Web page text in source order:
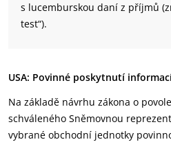
s lucemburskou daní z příjmů
test“).
USA: Povinné poskytnutí
Na základě návrhu zákona o
schváleného Sněmovnou
vybrané obchodní jednotky